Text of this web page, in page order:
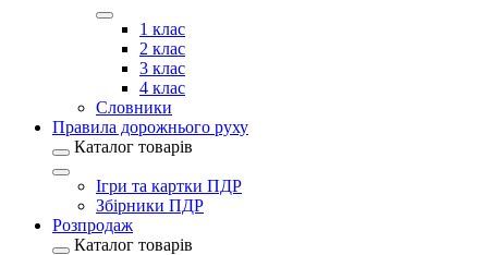
1 клас
2 клас
3 клас
4 клас
Словники
Правила дорожнього руху
Каталог товарів
Ігри та картки ПДР
Збірники ПДР
Розпродаж
Каталог товарів